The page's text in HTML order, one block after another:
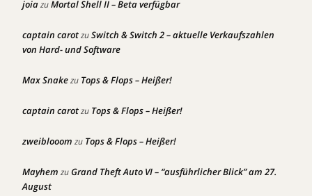
joiazuMortal Shell II – Beta verfügbar
captain carotzuSwitch & Switch 2 – aktuelle Verkaufszahlen
von Hard- und Software
Max Snakezu Tops & Flops – Heißer!
captain carotzu Tops & Flops – Heißer!
zweiblooom zu Tops & Flops – Heißer!
Mayhem zuGrand Theft Auto VI – “ausführlicher Blick” am 27.
August